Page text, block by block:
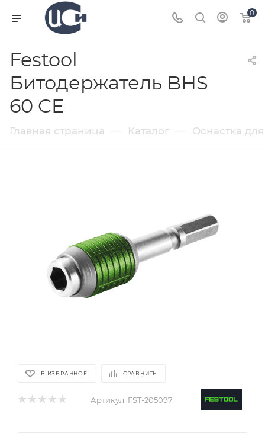
0
Festool
Битодержатель BHS
60 CE
Главная страница Каталог Оснастка
В ИЗБРАННОЕ СРАВНИТЬ
Артикул: FST-205097